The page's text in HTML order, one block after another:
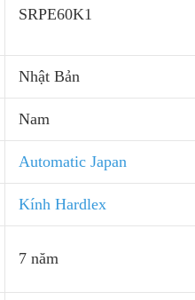
SRPE60K1
Nhật Bản
Nam
Automatic Japan
Kính Hardlex
7 năm